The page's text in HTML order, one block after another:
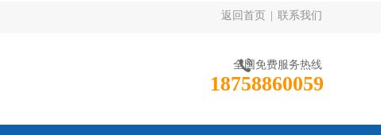
返回首页 联系我们
全国免费服务热线
18758860059